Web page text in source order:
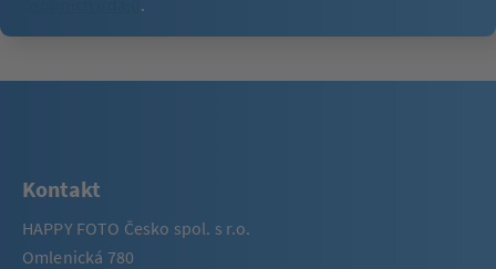
.
Kontakt
HAPPY FOTO Česko spol. s r.o.
Omlenická 780